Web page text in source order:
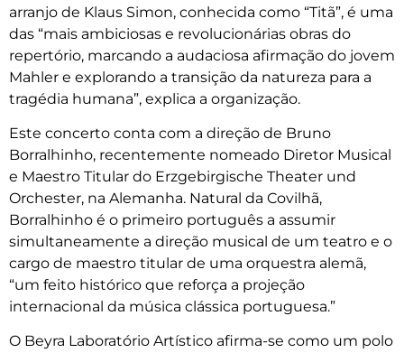
arranjo de Klaus Simon, conhecida como “Titã”, é uma
das “mais ambiciosas e revolucionárias obras do
repertório, marcando a audaciosa afirmação do jovem
Mahler e explorando a transição da natureza para a
tragédia humana”, explica a organização.
Este concerto conta com a direção de Bruno
Borralhinho, recentemente nomeado Diretor Musical
e Maestro Titular do Erzgebirgische Theater und
Orchester, na Alemanha. Natural da Covilhã,
Borralhinho é o primeiro português a assumir
simultaneamente a direção musical de um teatro e o
cargo de maestro titular de uma orquestra alemã,
“um feito histórico que reforça a projeção
internacional da música clássica portuguesa.”
O Beyra Laboratório Artístico afirma-se como um polo